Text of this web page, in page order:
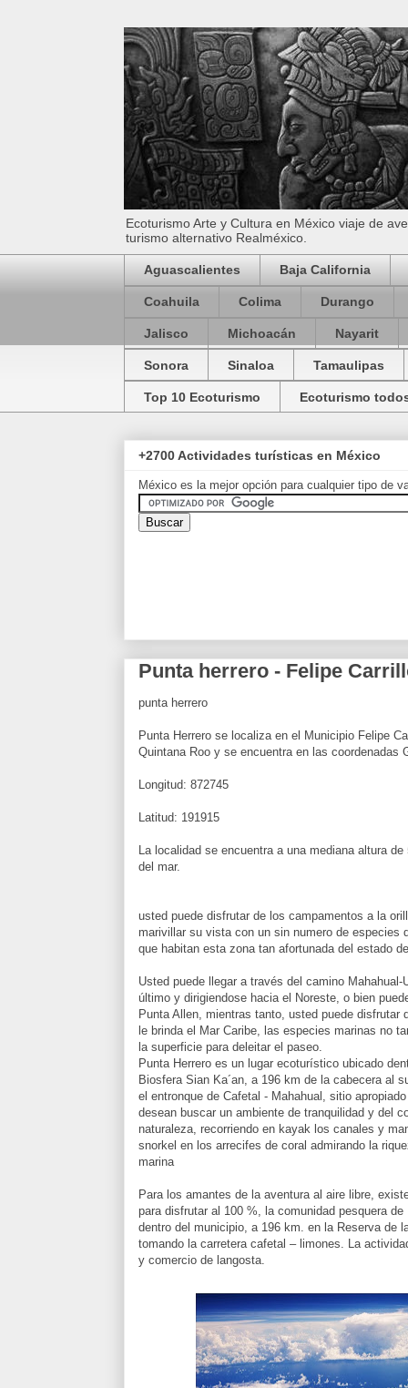
Ecoturismo Arte y Cultura en México viaje de
turismo alternativo Realméxico.
Aguascalientes Baja California
Coahuila Colima Durango
Jalisco Michoacán Nayarit
Sonora Sinaloa Tamaulipas
Top 10 Ecoturismo Ecoturismo
+2700 Actividades turísticas en México
México es la mejor opción para cualquier tipo de
Punta herrero - Felipe
punta herrero
Punta Herrero se localiza en el Municipio Felipe
Quintana Roo y se encuentra en las coordenadas
Longitud: 872745
Latitud: 191915
La localidad se encuentra a una mediana altura
del mar.
usted puede disfrutar de los campamentos a la
marivillar su vista con un sin numero de especies
que habitan esta zona tan afortunada del estado
Usted puede llegar a través del camino Mahahual-
último y dirigiendose hacia el Noreste, o bien
Punta Allen, mientras tanto, usted puede disfrutar
le brinda el Mar Caribe, las especies marinas no
la superficie para deleitar el paseo.
Punta Herrero es un lugar ecoturístico ubicado
Biosfera Sian Ka´an, a 196 km de la cabecera al
el entronque de Cafetal - Mahahual, sitio
desean buscar un ambiente de tranquilidad y del
naturaleza, recorriendo en kayak los canales y
snorkel en los arrecifes de coral admirando la
marina
Para los amantes de la aventura al aire libre,
para disfrutar al 100 %, la comunidad pesquera de
dentro del municipio, a 196 km. en la Reserva de
tomando la carretera cafetal – limones. La
y comercio de langosta.